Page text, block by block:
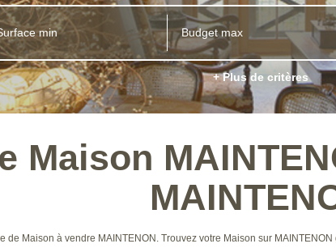
+ Plus de critères
Maison
Maison à vendre MAINTENON. Trouvez votre Maison sur